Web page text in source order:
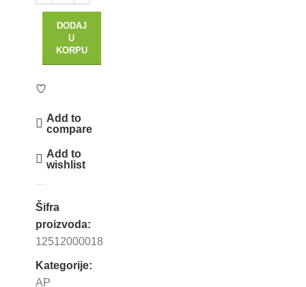
DODAJ
U
KORPU
Add to
compare
Add to
wishlist
Šifra
proizvoda:
12512000018
Kategorije:
AP